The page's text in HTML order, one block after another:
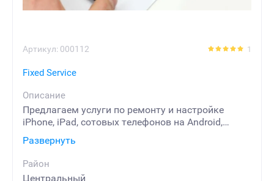
Артикул: 000112 1
Fixed Service
Описание
Предлагаем услуги по ремонту и настройке
iPhone, iPad, сотовых телефонов на Android,
• Бесплатная диагностика
• Гарантия от 30 дней до 1 года
Развернуть
Район
Центральный